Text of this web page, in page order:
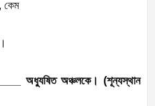
, কেম
অধ্যুষিত অঞ্চলকে। (শূন্যস্থান